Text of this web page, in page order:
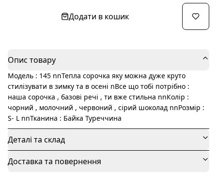
Додати в кошик
Опис товару
Модель : 145 nnТепла сорочка яку можна дуже круто
стилізувати в зимку та в осені nВсе що тобі потрібно :
наша сорочка , базові речі , ти вже стильна nnКолір :
чорний , молочний , червоний , сірий шоколад nnРозмір :
S- L nnТканина : Байка Туреччина
Деталі та склад
Доставка та повернення